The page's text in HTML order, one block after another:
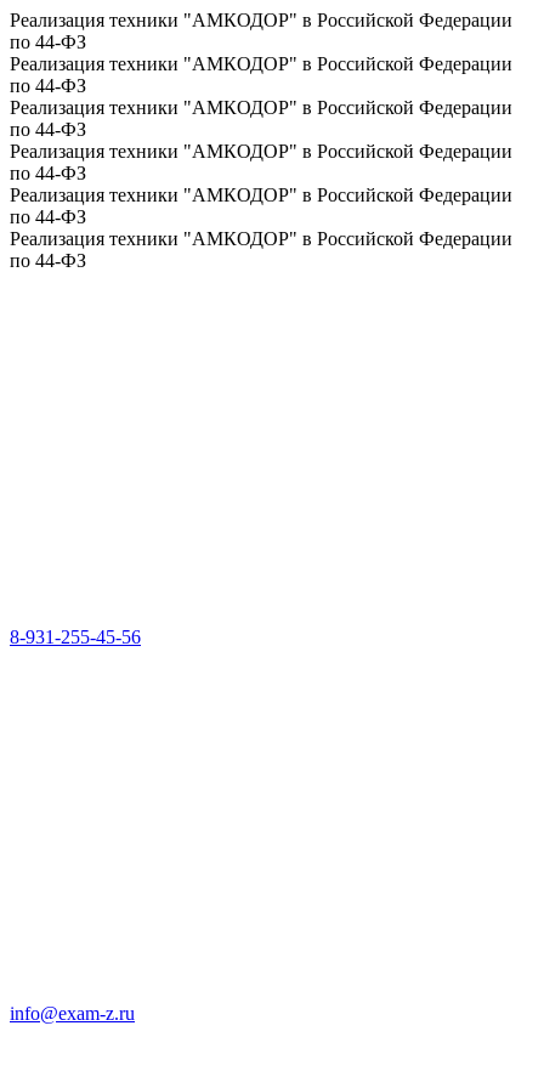
Реализация техники "АМКОДОР" в Российской Федерации
по 44-ФЗ
Реализация техники "АМКОДОР" в Российской Федерации
по 44-ФЗ
Реализация техники "АМКОДОР" в Российской Федерации
по 44-ФЗ
Реализация техники "АМКОДОР" в Российской Федерации
по 44-ФЗ
Реализация техники "АМКОДОР" в Российской Федерации
по 44-ФЗ
Реализация техники "АМКОДОР" в Российской Федерации
по 44-ФЗ
8-931-255-45-56
info@exam-z.ru